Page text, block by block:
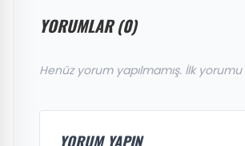
YORUMLAR (0)
Henüz yorum yapılmamış. İlk yorumu
YORUM YAPIN